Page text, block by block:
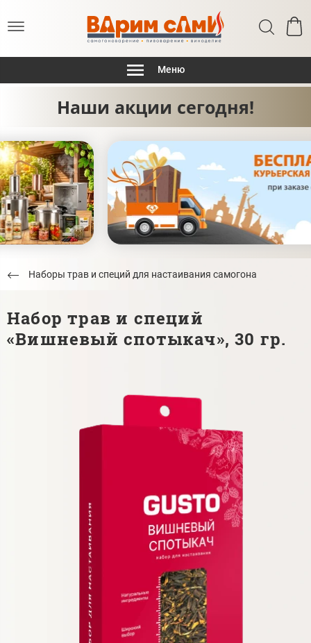
Меню
Наши акции сегодня!
Наборы трав и специй для настаивания самогона
Набор трав и специй
«Вишневый спотыкач», 30 гр.